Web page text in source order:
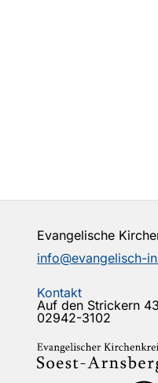
Evangelische
info@evangelisch-
Kontakt
Auf den Strickern
02942-3102